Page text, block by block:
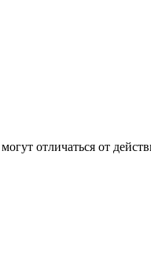
отличаться от